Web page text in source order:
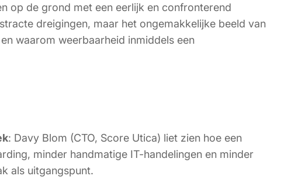
op de grond met een eerlijk en confronterend
dreigingen, maar het ongemakkelijke beeld van
waarom weerbaarheid inmiddels een
: Davy Blom (CTO, Score Utica) liet zien hoe een
minder handmatige IT-handelingen en minder
als uitgangspunt.